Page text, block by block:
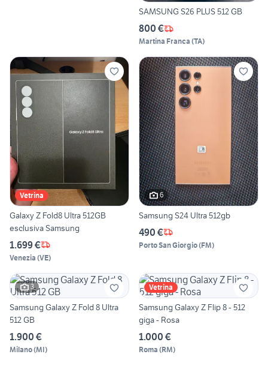
SAMSUNG S26 PLUS 512 GB
800 €
Martina Franca (TA)
Vetrina
Galaxy Z Fold8 Ultra 512GB
esclusiva Samsung
1.699 €
Venezia (VE)
6
Samsung S24 Ultra 512gb
490 €
Porto San Giorgio(FM)
3
Samsung Galaxy Z Fold 8 Ultra
512 GB
1.900 €
Milano(MI)
Vetrina
Samsung Galaxy Z Flip 8 - 512
giga - Rosa
1.000 €
Roma (RM)